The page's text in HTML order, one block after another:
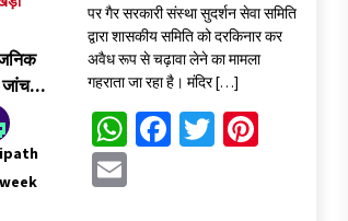
मक्सी की बेटियों ने राष्ट्रीय मंच पर लहराया परचम
2 days ago
बाबा महाकाल की सवारी मार्ग का हो रहा कायाकल्प, भव्य वॉल
पेंटिंग और चौड़ी सड़कों से निखरेगी अवंतिका की अलौकिक
5 days ago
जांच
पर
सख्त
पर गैर सरकारी संस्था सुदर्शन सेवा समिति
द्वारा शासकीय समिति को दरकिनार कर
अवैध रूप से चढ़ावा लेने का मामला
गहराता जा रहा है। मंदिर […]
WhatsApp
Facebook
Twitter